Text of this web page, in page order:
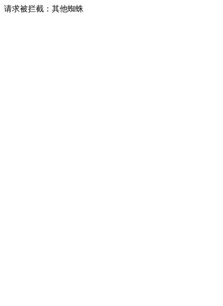
请求被拦截：其他蜘蛛